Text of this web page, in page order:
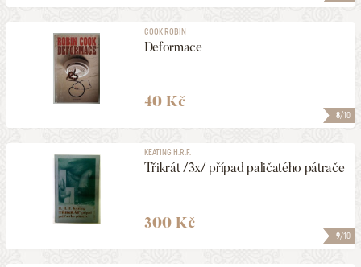
8/10
COOK ROBIN
Deformace
40 Kč
9/10
KEATING H.R.F.
Třikrát /3x/ případ paličatého pátrače
300 Kč